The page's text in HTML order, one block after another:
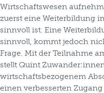
Wirtschaftswesen
zuerst eine Weiterbildung
sinnvoll ist. Eine
sinnvoll, kommt jedoch
Frage. Mit der Teilnahme
stellt Quint
wirtschaftsbezogenem
einen verbesserten